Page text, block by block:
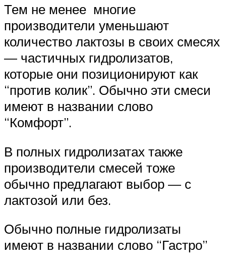
Тем не менее многие
производители уменьшают
количество лактозы в своих смесях
— частичных гидролизатов,
которые они позиционируют как
“против колик”. Обычно эти смеси
имеют в названии слово
“Комфорт”.
В полных гидролизатах также
производители смесей тоже
обычно предлагают выбор — с
лактозой или без.
Обычно полные гидролизаты
имеют в названии слово “Гастро”